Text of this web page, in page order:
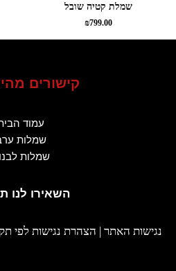
שמלת קטיה שובל
₪799.00
קישורים
עמוד
שמלות
שמלות
השאירו לנו
נגישות האתר | הצהרת נגישות לפי תקן